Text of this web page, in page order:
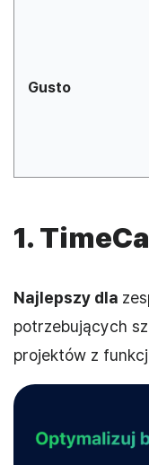
Gusto
1.
Najlepszy dla
potrzebujących
projektów z